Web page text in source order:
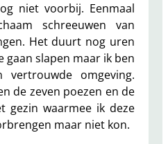
niet voorbij. Eenmaal
schreeuwen van
Het duurt nog uren
gaan slapen maar ik ben
omgeving.
de zeven poezen en de
gezin waarmee ik deze
maar niet kon.